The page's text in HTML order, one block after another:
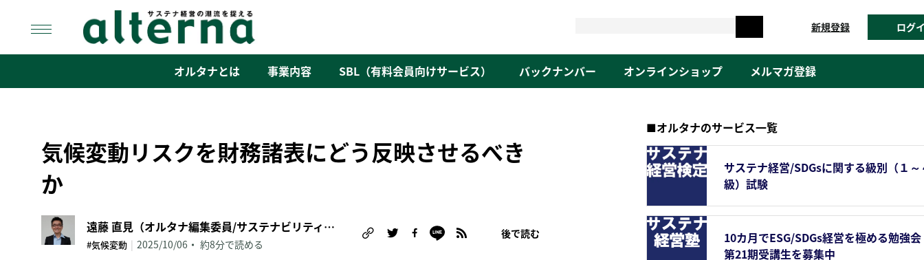
content
新規登録 ログ
オルタナとは 事業内容 SBL（有料会員向けサービス） バックナンバー オンラインショップ メルマガ登録
気候変動リスクを財務諸表にどう反映させるべき
か
遠藤 直見（オルタナ編集委員/サステナビリティ経営研究家）
#気候変動 | 2025/10/06 約8分で読める
後で読む
■オルタナのサービス一覧
サステナ経営/SDGsに関する級別（１～
級）試験
10カ月でESG/SDGs経営を極める勉強
第21期受講生を募集中